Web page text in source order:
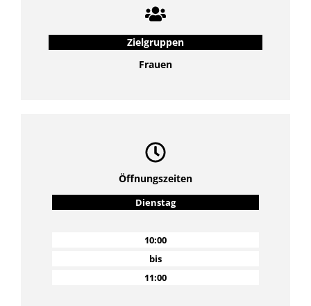
Zielgruppen
Frauen
Öffnungszeiten
Dienstag
10:00
bis
11:00